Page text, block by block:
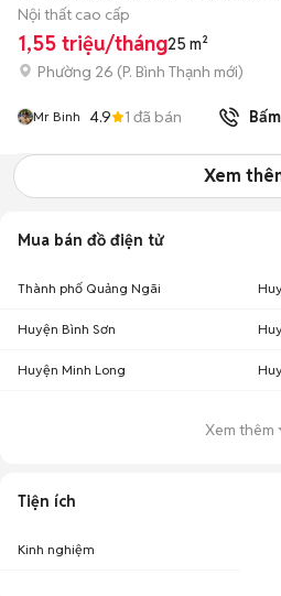
Nội thất cao cấp
1,55 triệu/tháng25 m²
Phường 26 (P. Bình Thạnh mới)
Mr Binh 4.9 1 đã bán
Xem
Mua bán đồ điện tử
Thành phố Quảng Ngãi
Huyện Bình Sơn
Huyện Minh Long
Xem thêm
Tiện ích
Kinh nghiệm